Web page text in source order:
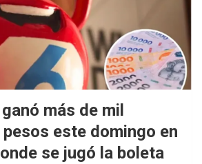
más de mil
este domingo en
se jugó la boleta